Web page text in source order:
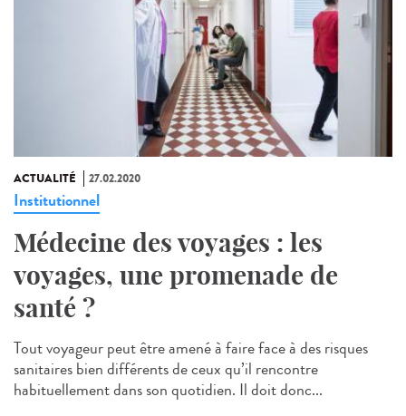
ACTUALITÉ 27.02.2020
Institutionnel
Médecine des voyages : les
voyages, une promenade de
santé ?
Tout voyageur peut être amené à faire face à des risques
sanitaires bien différents de ceux qu’il rencontre
habituellement dans son quotidien. Il doit donc...